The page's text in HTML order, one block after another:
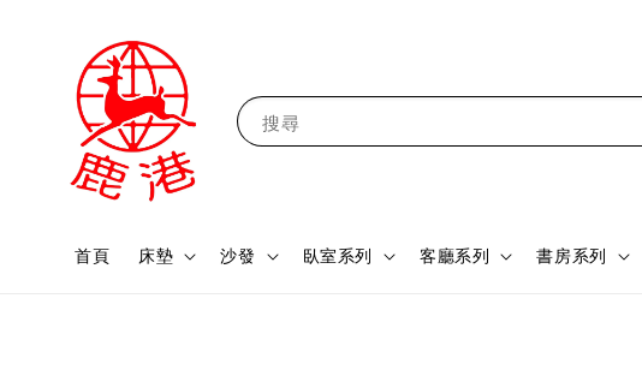
搜尋
首頁 床墊 沙發 臥室系列 客廳系列 書房系列